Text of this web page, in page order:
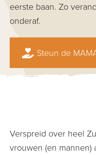
eerste baan. Zo
onderaf.
Steun de
Verspreid over heel
vrouwen (en